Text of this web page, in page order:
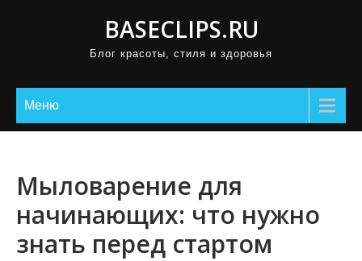
BASECLIPS.RU
Блог красоты, стиля и здоровья
Меню
Мыловарение для
начинающих: что нужно
знать перед стартом